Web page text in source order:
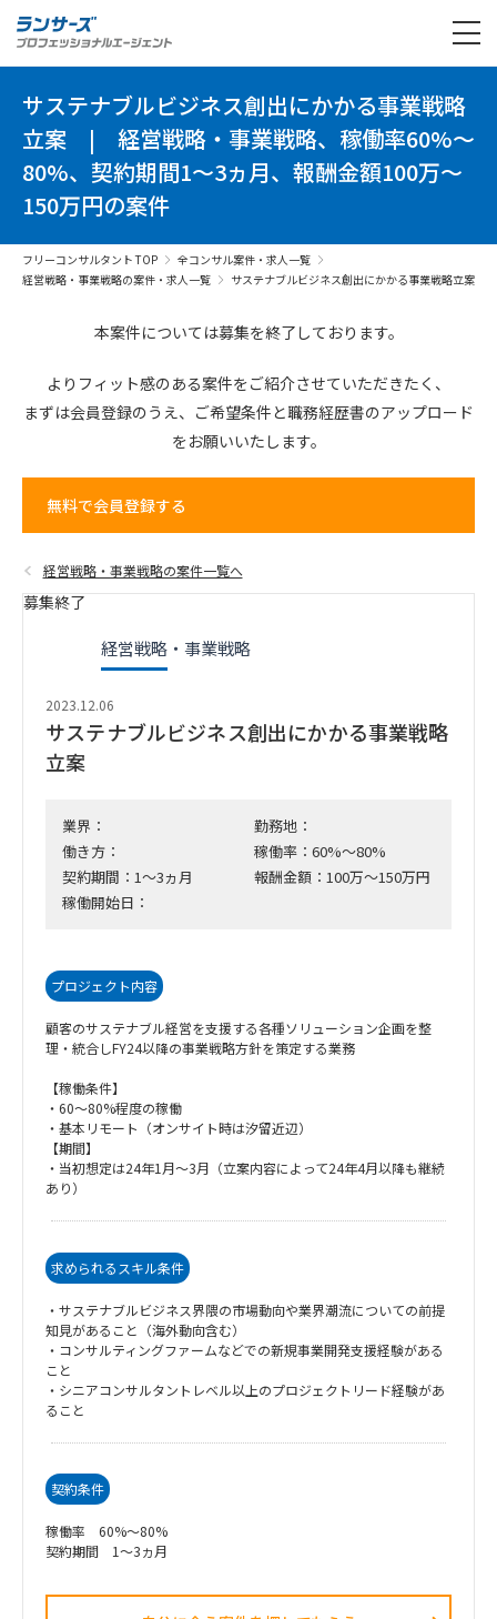
サステナブルビジネス創出にかかる事業戦略
立案 | 経営戦略・事業戦略、稼働率60%～
80%、契約期間1～3ヵ月、報酬金額100万～
150万円の案件
フリーコンサルタント TOP
全コンサル案件・求人一覧
経営戦略・事業戦略の案件・求人一覧
サステナブルビジネス創出にかかる事業戦略立案
本案件については募集を終了しております。
よりフィット感のある案件をご紹介させていただきたく、
まずは会員登録のうえ、 ご希望条件と職務経歴書のアップロード
をお願いいたします。
無料で会員登録する
経営戦略・事業戦略の案件一覧へ
募集終了
経営戦略・事業戦略
2023.12.06
サステナブルビジネス創出にかかる事業戦略
立案
業界：
働き方：
契約期間：1～3ヵ月
稼働開始日：
勤務地：
稼働率：60%～80%
報酬金額：100万～150万円
プロジェクト内容
顧客のサステナブル経営を支援する各種ソリューション企画を整
理・統合しFY24以降の事業戦略方針を策定する業務
【稼働条件】
・60〜80%程度の稼働
・基本リモート（オンサイト時は汐留近辺）
【期間】
・当初想定は24年1月～3月（立案内容によって24年4月以降も継続
あり）
求められるスキル条件
・サステナブルビジネス界隈の市場動向や業界潮流についての前提
知見があること（海外動向含む）
・コンサルティングファームなどでの新規事業開発支援経験がある
こと
・シニアコンサルタントレベル以上のプロジェクトリード経験があ
ること
契約条件
稼働率 60%～80%
契約期間 1～3ヵ月